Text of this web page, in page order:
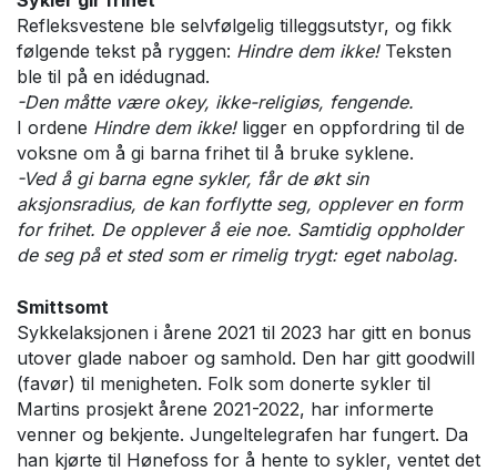
Refleksvestene ble selvfølgelig tilleggsutstyr, og fikk
følgende tekst på ryggen: Hindre dem ikke!Teksten
ble til på en idédugnad.
-Den måtte være okey, ikke-religiøs, fengende.
I ordene Hindre dem ikke!ligger en oppfordring til de
voksne om å gi barna frihet til å bruke syklene.
-Ved å gi barna egne sykler, får de økt sin
aksjonsradius, de kan forflytte seg, opplever en form
for frihet. De opplever å eie noe. Samtidig oppholder
de seg på et sted som er rimelig trygt: eget nabolag.
Smittsomt
Sykkelaksjonen i årene 2021 til 2023 har gitt en bonus
utover glade naboer og samhold. Den har gitt goodwill
(favør) til menigheten. Folk som donerte sykler til
Martins prosjekt årene 2021-2022, har informerte
venner og bekjente. Jungeltelegrafen har fungert. Da
han kjørte til Hønefoss for å hente to sykler, ventet det